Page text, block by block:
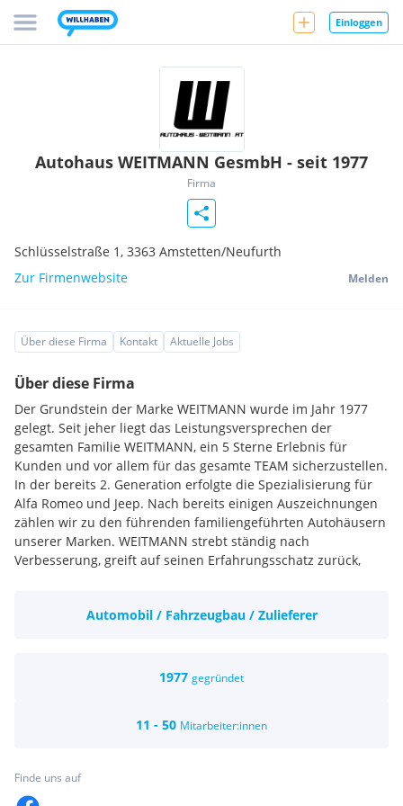
Einloggen
Autohaus WEITMANN GesmbH - seit 1977
Firma
Schlüsselstraße 1, 3363 Amstetten/Neufurth
Zur Firmenwebsite
Melden
Über diese Firma Kontakt Aktuelle Jobs
Über diese Firma
Der Grundstein der Marke WEITMANN wurde im Jahr 1977
gelegt. Seit jeher liegt das Leistungsversprechen der
gesamten Familie WEITMANN, ein 5 Sterne Erlebnis für
Kunden und vor allem für das gesamte TEAM sicherzustellen.
In der bereits 2. Generation erfolgte die Spezialisierung für
Alfa Romeo und Jeep. Nach bereits einigen Auszeichnungen
zählen wir zu den führenden familiengeführten Autohäusern
unserer Marken. WEITMANN strebt ständig nach
Verbesserung, greift auf seinen Erfahrungsschatz zurück,
... die wissen was Sie wollen
... die sich langfristig wohlfühlen möchten
- Familienfreundliche Arbeitszeiten (Mo – Do – 07:30 bis 12 &
Automobil / Fahrzeugbau / Zulieferer
1977 gegründet
11 - 50 Mitarbeiter:innen
Finde uns auf